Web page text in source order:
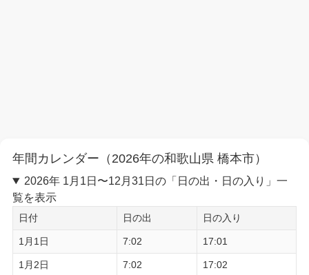
年間カレンダー（2026年の和歌山県 橋本市）
2026年 1月1日〜12月31日の「日の出・日の入り」一
覧を表示
日付 日の出 日の入り
1月1日 7:02 17:01
1月2日 7:02 17:02